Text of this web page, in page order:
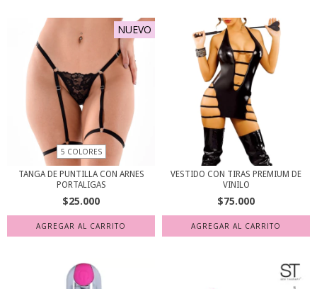
NUEVO
5 COLORES
TANGA DE PUNTILLA CON ARNES
PORTALIGAS
$25.000
AGREGAR AL CARRITO
VESTIDO CON TIRAS PREMIUM DE
VINILO
$75.000